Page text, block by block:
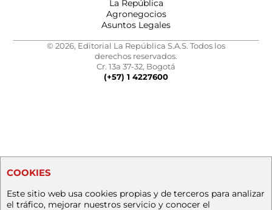
La República
Agronegocios
Asuntos Legales
© 2026, Editorial La República S.A.S. Todos los
derechos reservados.
Cr. 13a 37-32, Bogotá
(+57) 1 4227600
COOKIES
Este sitio web usa cookies propias y de terceros para analizar
el tráfico, mejorar nuestros servicio y conocer el